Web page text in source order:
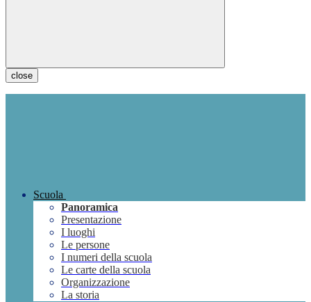
close
Scuola
Panoramica
Presentazione
I luoghi
Le persone
I numeri della scuola
Le carte della scuola
Organizzazione
La storia